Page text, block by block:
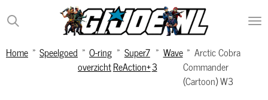
Ga
direct
de
Home » Speelgoed » O-ring
overzicht
» Super7
ReAction+
» Wave
3
» Arctic Cobra
Commander
(Cartoon) W3